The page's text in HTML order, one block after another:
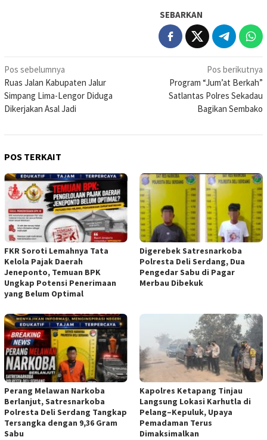
SEBARKAN
Navigasi
pos
Pos sebelumnya
Ruas Jalan Kabupaten Jalur
Simpang Lima-Lengor Diduga
Dikerjakan Asal Jadi
Pos berikutnya
Program “Jum’at Berkah”
Satlantas Polres Sekadau
Bagikan Sembako
POS TERKAIT
FKR Soroti Lemahnya Tata
Kelola Pajak Daerah
Jeneponto, Temuan BPK
Ungkap Potensi Penerimaan
yang Belum Optimal
Digerebek Satresnarkoba
Polresta Deli Serdang, Dua
Pengedar Sabu di Pagar
Merbau Dibekuk
Perang Melawan Narkoba
Berlanjut, Satresnarkoba
Polresta Deli Serdang Tangkap
Tersangka dengan 9,36 Gram
Sabu
Kapolres Ketapang Tinjau
Langsung Lokasi Karhutla di
Pelang–Kepuluk, Upaya
Pemadaman Terus
Dimaksimalkan